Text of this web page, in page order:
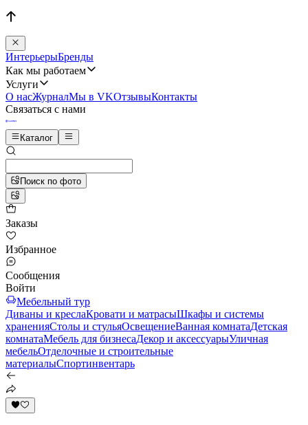
ИнтерьерыБренды
Как мы работаем
Услуги
О насЖурналМы в VKОтзывыКонтакты
Связаться с нами
Каталог
Поиск по фото
Заказы
Избранное
Сообщения
Войти
Мебельный тур
Диваны и креслаКровати и матрасыШкафы и системы
храненияСтолы и стульяОсвещениеВанная комнатаДетская
комнатаМебель для бизнесаДекор и аксессуарыУличная
мебельОтделочные и строительные
материалыСпортинвентарь